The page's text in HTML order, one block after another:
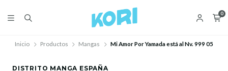
0
Inicio Productos Mangas Mi Amor Por Yamada está al Nv. 999 05
DISTRITO MANGA ESPAÑA